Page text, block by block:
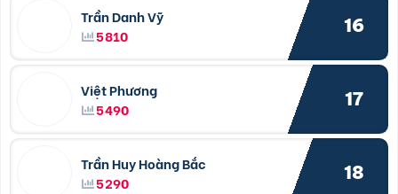
Trần Danh Vỹ
5810
16
Việt Phương
5490
17
Trần Huy Hoàng Bắc
5290
18